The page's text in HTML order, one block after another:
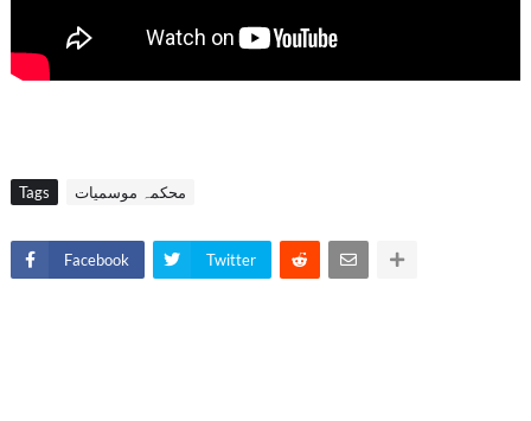
Tags محکمہ موسمیات
Facebook Twitter